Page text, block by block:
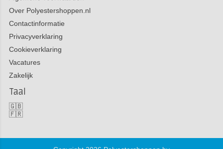
Over Polyestershoppen.nl
Contactinformatie
Privacyverklaring
Cookieverklaring
Vacatures
Zakelijk
Taal
🇬🇧
🇫🇷